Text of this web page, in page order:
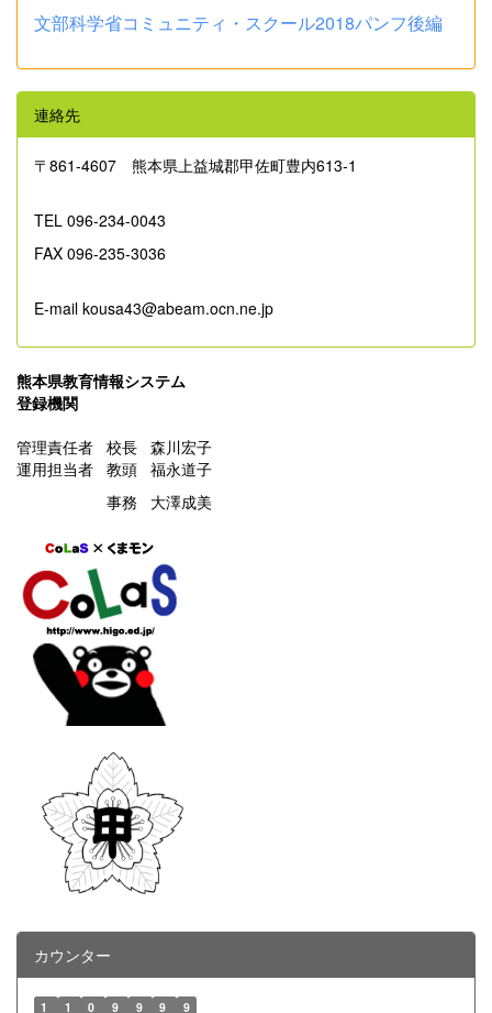
文部科学省コミュニティ・スクール2018パンフ後編
連絡先
〒861‐4607 熊本県上益城郡甲佐町豊内613-1
TEL 096-234-0043
FAX 096-235-3036
E-mail kousa43@abeam.ocn.ne.jp
熊本県教育情報システム
登録機関
管理責任者 校長 森川宏子
運用担当者 教頭 福永道子
事務 大澤成美
カウンター
1 1 0 9 9 9 9